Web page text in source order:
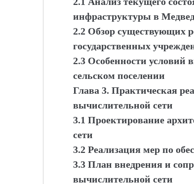
инфраструктуры в
2.2 Обзор существующих
государственных
2.3 Особенности условий
сельском поселении
Глава 3. Практическая
вычислительной сети
3.1 Проектирование
сети
3.2 Реализация мер по
3.3 План внедрения и
вычислительной сети